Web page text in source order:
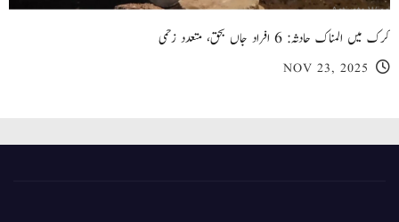
کرک میں المناک حادثہ: 6 افراد جاں بحق، متعدد زخمی
NOV 23, 2025